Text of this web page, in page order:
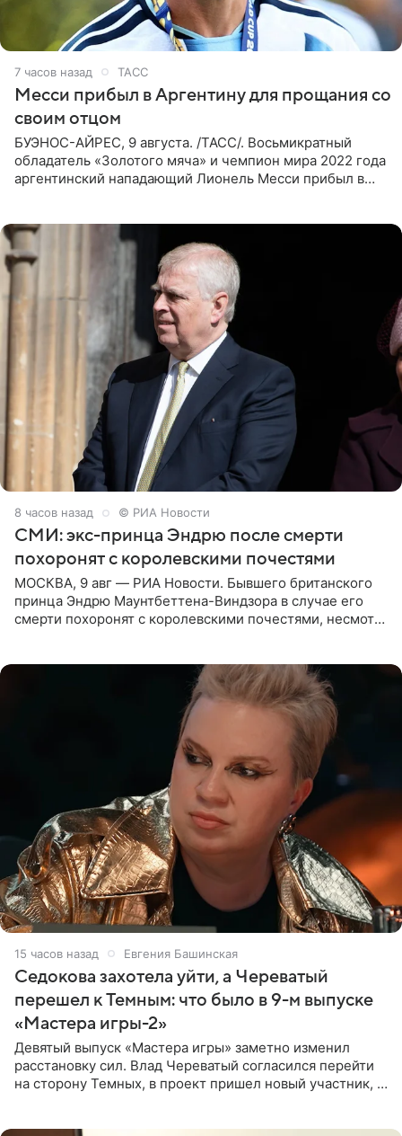
7 часов назад ТАСС
Месси прибыл в Аргентину для прощания со
своим отцом
БУЭНОС-АЙРЕС, 9 августа. /ТАСС/. Восьмикратный
обладатель «Золотого мяча» и чемпион мира 2022 года
аргентинский нападающий Лионель Месси прибыл в
8 часов назад © РИА Новости
СМИ: экс-принца Эндрю после смерти
похоронят с королевскими почестями
МОСКВА, 9 авг — РИА Новости. Бывшего британского
принца Эндрю Маунтбеттена-Виндзора в случае его
смерти похоронят с королевскими почестями, несмотря
15 часов назад Евгения Башинская
Седокова захотела уйти, а Череватый
перешел к Темным: что было в 9-м выпуске
«Мастера игры-2»
Девятый выпуск «Мастера игры» заметно изменил
расстановку сил. Влад Череватый согласился перейти
на сторону Темных, в проект пришел новый участник, а